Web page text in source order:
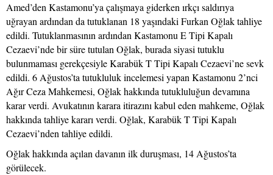
Amed’den Kastamonu’ya çalışmaya giderken ırkçı saldırıya
uğrayan ardından da tutuklanan 18 yaşındaki Furkan Oğlak tahliye
edildi. Tutuklanmasının ardından Kastamonu E Tipi Kapalı
Cezaevi’nde bir süre tutulan Oğlak, burada siyasi tutuklu
bulunmaması gerekçesiyle Karabük T Tipi Kapalı Cezaevi’ne sevk
edildi. 6 Ağustos’ta tutukluluk incelemesi yapan Kastamonu 2’nci
Ağır Ceza Mahkemesi, Oğlak hakkında tutukluluğun devamına
karar verdi. Avukatının karara itirazını kabul eden mahkeme, Oğlak
hakkında tahliye kararı verdi. Oğlak, Karabük T Tipi Kapalı
Cezaevi’nden tahliye edildi.
Oğlak hakkında açılan davanın ilk duruşması, 14 Ağustos’ta
görülecek.